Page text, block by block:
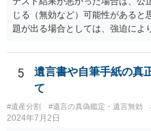
じる（無効など）可能性がある
題が出る場合としては、強迫によ
すが、弁護士に作成を依頼する場
ースが多いと思います。 報酬体
律の基準はありません。
5
遺言書や自筆手紙の真
て
#遺産分割 #遺言の真偽鑑定・遺言無効
2024年7月2日